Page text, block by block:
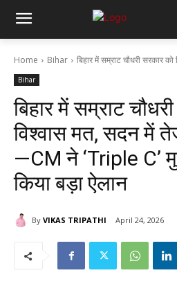
Home Bihar बिहार में सम्राट चौधरी सरकार
Bihar
बिहार में सम्राट
विश्वास मत, सदन में
—CM ने ‘Triple C’
किया बड़ा ऐलान
By VIKAS TRIPATHI April 24, 2026